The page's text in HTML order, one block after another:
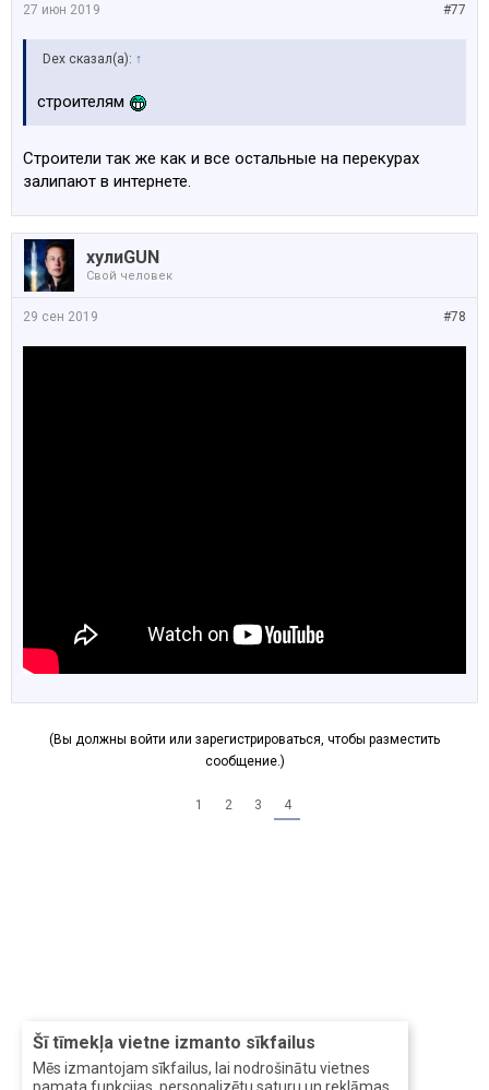
Šī tīmekļa vietne izmanto sīkfailus
Mēs izmantojam sīkfailus, lai nodrošinātu vietnes
#77
27 июн 2019
Dex сказал(а): ↑
строителям
Строители так же как и все остальные на перекурах
залипают в интернете.
хулиGUN
Свой человек
#78
29 сен 2019
(Вы должны войти или зарегистрироваться, чтобы разместить
сообщение.)
1 2 3 4